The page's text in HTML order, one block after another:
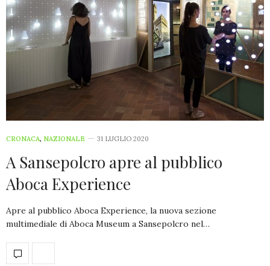
CRONACA, NAZIONALE 31 LUGLIO 2020
A Sansepolcro apre al pubblico
Aboca Experience
Apre al pubblico Aboca Experience, la nuova sezione
multimediale di Aboca Museum a Sansepolcro nel…